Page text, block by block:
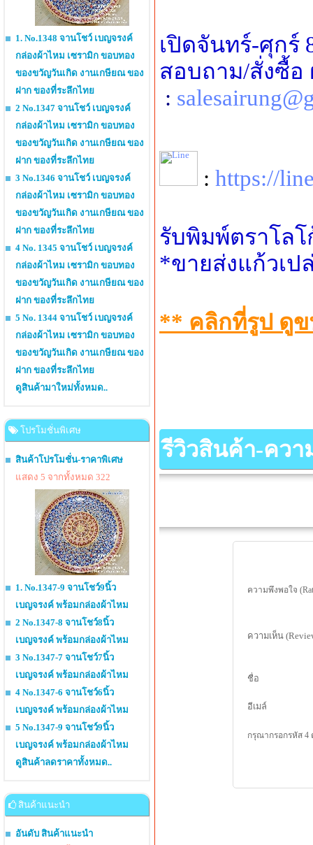
1. No.1348 จานโชว์ เบญจรงค์
กล่องผ้าไหม เซรามิก ขอบทอง
ของขวัญวันเกิด งานเกษียณ ของ
ฝาก ของที่ระลึกไทย
2 No.1347 จานโชว์ เบญจรงค์
กล่องผ้าไหม เซรามิก ขอบทอง
ของขวัญวันเกิด งานเกษียณ ของ
ฝาก ของที่ระลึกไทย
3 No.1346 จานโชว์ เบญจรงค์
กล่องผ้าไหม เซรามิก ขอบทอง
ของขวัญวันเกิด งานเกษียณ ของ
ฝาก ของที่ระลึกไทย
4 No. 1345 จานโชว์ เบญจรงค์
กล่องผ้าไหม เซรามิก ขอบทอง
ของขวัญวันเกิด งานเกษียณ ของ
ฝาก ของที่ระลึกไทย
5 No. 1344 จานโชว์ เบญจรงค์
กล่องผ้าไหม เซรามิก ขอบทอง
ของขวัญวันเกิด งานเกษียณ ของ
ฝาก ของที่ระลึกไทย
ดูสินค้ามาใหม่ทั้งหมด..
โปรโมชั่นพิเศษ
สินค้าโปรโมชั่น-ราคาพิเศษ
แสดง 5 จากทั้งหมด 322
1. No.1347-9 จานโชว์9นิ้ว
เบญจรงค์ พร้อมกล่องผ้าไหม
2 No.1347-8 จานโชว์8นิ้ว
เบญจรงค์ พร้อมกล่องผ้าไหม
3 No.1347-7 จานโชว์7นิ้ว
เบญจรงค์ พร้อมกล่องผ้าไหม
4 No.1347-6 จานโชว์6นิ้ว
เบญจรงค์ พร้อมกล่องผ้าไหม
5 No.1347-9 จานโชว์9นิ้ว
เบญจรงค์ พร้อมกล่องผ้าไหม
ดูสินค้าลดราคาทั้งหมด..
สินค้าแนะนำ
อันดับ สินค้าแนะนำ
เปิดจันทร์-ศุกร์
สอบถาม/สั่งซื้อ
:
: https://
รับพิมพ์ตราโล
*ขายส่งแก้วเป
** คลิกที่รูป ดู
รีวิวสินค้า-ควา
ความพึงพอใจ
ความเห็น
ชื่อ
อีเมล์
กรุณากรอกรหัส 4